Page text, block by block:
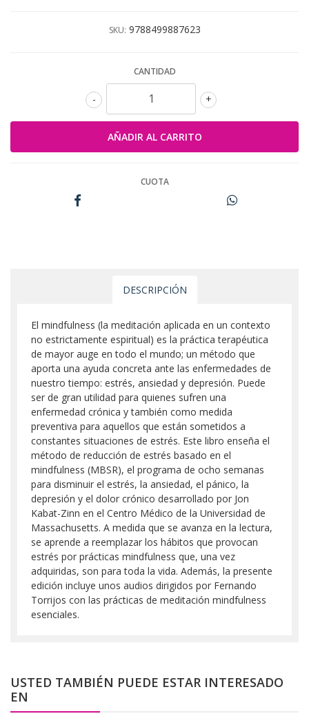
SKU: 9788499887623
CANTIDAD
+
-
CUOTA
DESCRIPCIÓN
El mindfulness (la meditación aplicada en un contexto
no estrictamente espiritual) es la práctica terapéutica
de mayor auge en todo el mundo; un método que
aporta una ayuda concreta ante las enfermedades de
nuestro tiempo: estrés, ansiedad y depresión. Puede
ser de gran utilidad para quienes sufren una
enfermedad crónica y también como medida
preventiva para aquellos que están sometidos a
constantes situaciones de estrés. Este libro enseña el
método de reducción de estrés basado en el
mindfulness (MBSR), el programa de ocho semanas
para disminuir el estrés, la ansiedad, el pánico, la
depresión y el dolor crónico desarrollado por Jon
Kabat-Zinn en el Centro Médico de la Universidad de
Massachusetts. A medida que se avanza en la lectura,
se aprende a reemplazar los hábitos que provocan
estrés por prácticas mindfulness que, una vez
adquiridas, son para toda la vida. Además, la presente
edición incluye unos audios dirigidos por Fernando
Torrijos con las prácticas de meditación mindfulness
esenciales.
USTED TAMBIÉN PUEDE ESTAR INTERESADO
EN